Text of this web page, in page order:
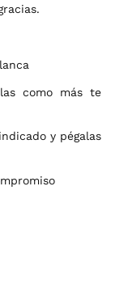
como más te
y pégalas